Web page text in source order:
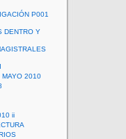
P001
DENTRO Y
2010
ii